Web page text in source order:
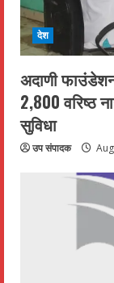
देश
अदाणी
2,800 वरिष्ठ
सुविधा
उप संपादक